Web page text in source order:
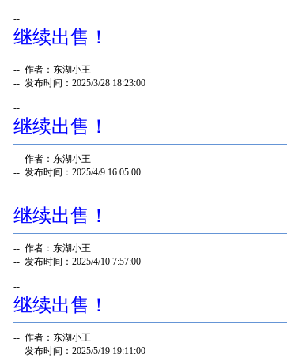
--
继续出售！
-- 作者：东湖小王
-- 发布时间：2025/3/28 18:23:00
--
继续出售！
-- 作者：东湖小王
-- 发布时间：2025/4/9 16:05:00
--
继续出售！
-- 作者：东湖小王
-- 发布时间：2025/4/10 7:57:00
--
继续出售！
-- 作者：东湖小王
-- 发布时间：2025/5/19 19:11:00